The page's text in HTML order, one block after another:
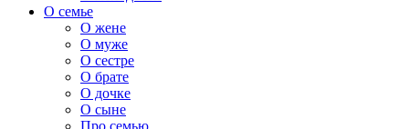
О семье
О жене
О муже
О сестре
О брате
О дочке
О сыне
Про семью